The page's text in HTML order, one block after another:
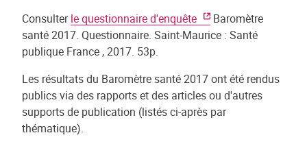
Consulterle questionnaire d'enquête
Baromètre
santé 2017. Questionnaire. Saint-Maurice : Santé
publique France , 2017. 53p.
Les résultats du Baromètre santé 2017 ont été rendus
publics via des rapports et des articles ou d'autres
supports de publication (listés ci-après par
thématique).